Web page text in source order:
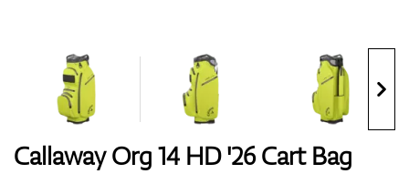
Bags
Callaway Org 14 HD '26 Cart Bag